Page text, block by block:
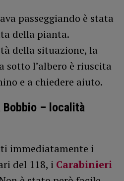
passeggiando è stata
della pianta.
della situazione, la
sotto l’albero è riuscita
e a chiedere aiuto.
Bobbio – località
immediatamente i
del 118, i Carabinieri